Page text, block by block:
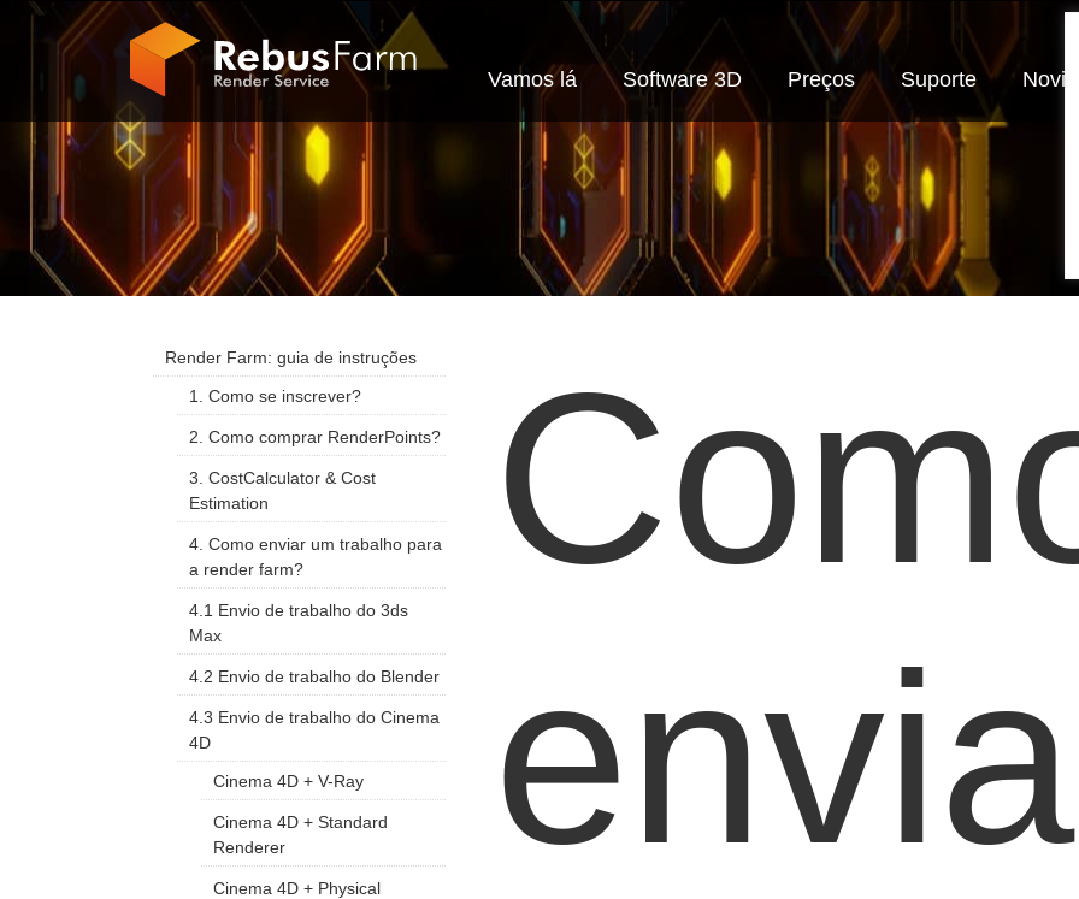
Vamos lá Software 3D Preços Suporte
Render Farm: guia de instruções
1. Como se inscrever?
2. Como comprar RenderPoints?
3. CostCalculator & Cost
Estimation
4. Como enviar um trabalho para
a render farm?
4.1 Envio de trabalho do 3ds
Max
4.2 Envio de trabalho do Blender
4.3 Envio de trabalho do Cinema
4D
Cinema 4D + V-Ray
Cinema 4D + Standard
Renderer
Cinema 4D + Physical